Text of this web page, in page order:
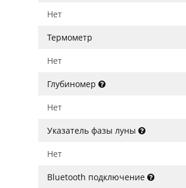
Нет
Термометр
Нет
Глубиномер
Нет
Указатель фазы луны
Нет
Bluetooth подключение